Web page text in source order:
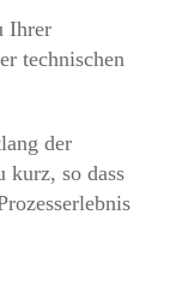
Ihrer
technischen
der
kurz, so dass